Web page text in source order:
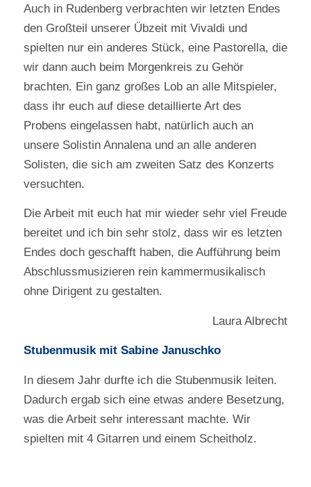
Auch in Rudenberg verbrachten wir letzten Endes
den Großteil unserer Übzeit mit Vivaldi und
spielten nur ein anderes Stück, eine Pastorella, die
wir dann auch beim Morgenkreis zu Gehör
brachten. Ein ganz großes Lob an alle Mitspieler,
dass ihr euch auf diese detaillierte Art des
Probens eingelassen habt, natürlich auch an
unsere Solistin Annalena und an alle anderen
Solisten, die sich am zweiten Satz des Konzerts
versuchten.
Die Arbeit mit euch hat mir wieder sehr viel Freude
bereitet und ich bin sehr stolz, dass wir es letzten
Endes doch geschafft haben, die Aufführung beim
Abschlussmusizieren rein kammermusikalisch
ohne Dirigent zu gestalten.
Laura Albrecht
Stubenmusik mit Sabine Januschko
In diesem Jahr durfte ich die Stubenmusik leiten.
Dadurch ergab sich eine etwas andere Besetzung,
was die Arbeit sehr interessant machte. Wir
spielten mit 4 Gitarren und einem Scheitholz.